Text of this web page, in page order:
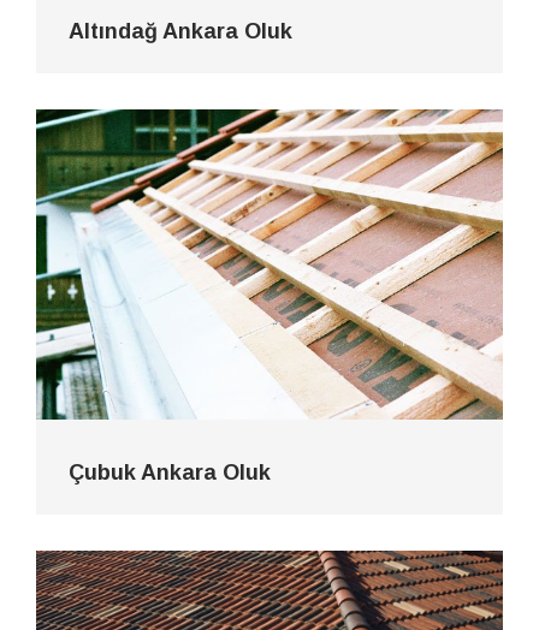
Altındağ Ankara Oluk
Çubuk Ankara Oluk